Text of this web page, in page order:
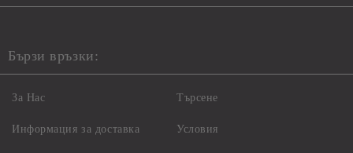
Бързи връзки:
За Нас
Информация за доставка
Търсене
Условия